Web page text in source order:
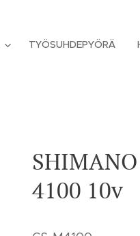
TYÖSUHDEPYÖRÄ
SHIMANO
4100 10v